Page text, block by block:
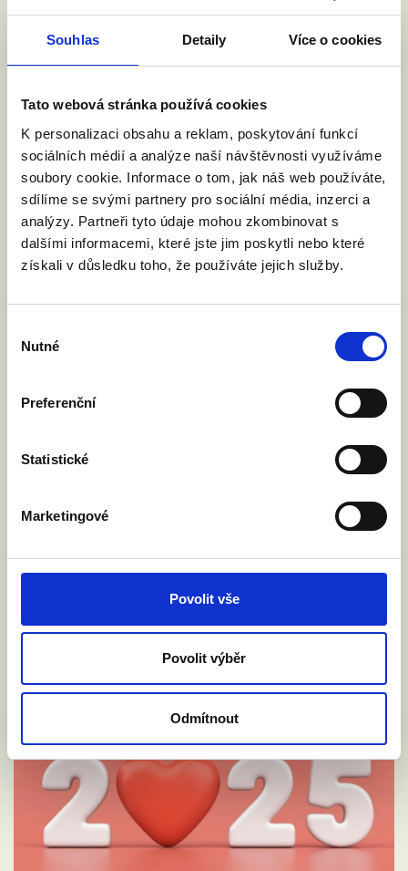
Souhlas Detaily Více o cookies
Tato webová stránka používá cookies
K personalizaci obsahu a reklam, poskytování funkcí
sociálních médií a analýze naší návštěvnosti využíváme
soubory cookie. Informace o tom, jak náš web používáte,
sdílíme se svými partnery pro sociální média, inzerci a
analýzy. Partneři tyto údaje mohou zkombinovat s
dalšími informacemi, které jste jim poskytli nebo které
získali v důsledku toho, že používáte jejich služby.
souhlasu
Nutné
Preferenční
Statistické
Marketingové
Povolit vše
Povolit výběr
Odmítnout
VYZVALI JSME MINISTRA
SPRAVEDLNOSTI: DĚTI NESMÍ NA
HRANICÍCH ZTRÁCET SVÉ RODIČE
4. 6. 2026
návrhu nařízení o přeshraničním uznávání
manželství, ale o uznávání rodičovských
práv. Vyzvali jsme ministra spravedlnosti
Jeronýma Tejce, aby Česká republika návrh
podpořila. O co jde?